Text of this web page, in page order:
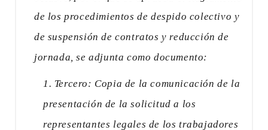
de los procedimientos de despido colectivo y
de suspensión de contratos y reducción de
jornada, se adjunta como documento:
Tercero: Copia de la comunicación de la
presentación de la solicitud a los
representantes legales de los trabajadores